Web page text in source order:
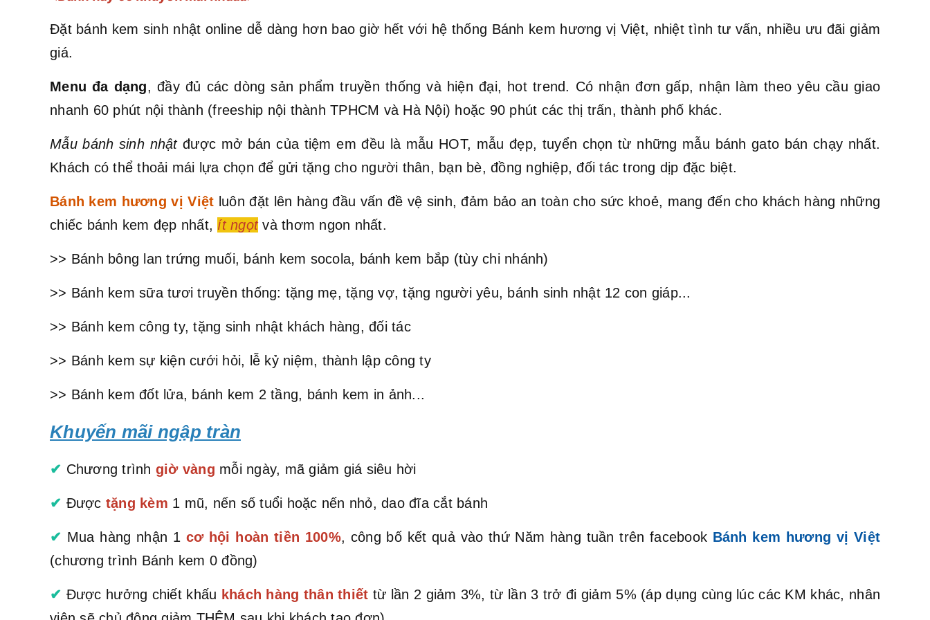
Đặt bánh kem sinh nhật online dễ dàng hơn bao giờ hết với hệ thống Bánh kem hương vị Việt, nhiệt tình tư vấn, nhiều ưu đãi giảm
giá.
Menu đa dạng, đầy đủ các dòng sản phẩm truyền thống và hiện đại, hot trend. Có nhận đơn gấp, nhận làm theo yêu cầu giao
nhanh 60 phút nội thành (freeship nội thành TPHCM và Hà Nội) hoặc 90 phút các thị trấn, thành phố khác.
Mẫu bánh sinh nhậtđược mở bán của tiệm em đều là mẫu HOT, mẫu đẹp, tuyển chọn từ những mẫu bánh gato bán chạy nhất.
Khách có thể thoải mái lựa chọn để gửi tặng cho người thân, bạn bè, đồng nghiệp, đối tác trong dịp đặc biệt.
Bánh kem hương vị Việt luôn đặt lên hàng đầu vấn đề vệ sinh, đảm bảo an toàn cho sức khoẻ, mang đến cho khách hàng những
chiếc bánh kem đẹp nhất, ít ngọtvà thơm ngon nhất.
>> Bánh bông lan trứng muối, bánh kem socola, bánh kem bắp (tùy chi nhánh)
>> Bánh kem sữa tươi truyền thống: tặng mẹ, tặng vợ, tặng người yêu, bánh sinh nhật 12 con giáp...
>> Bánh kem công ty, tặng sinh nhật khách hàng, đối tác
>> Bánh kem sự kiện cưới hỏi, lễ kỷ niệm, thành lập công ty
>> Bánh kem đốt lửa, bánh kem 2 tầng, bánh kem in ảnh...
Khuyến mãi ngập tràn
✔ Chương trình giờ vàng mỗi ngày, mã giảm giá siêu hời
✔ Được tặng kèm 1 mũ, nến số tuổi hoặc nến nhỏ, dao đĩa cắt bánh
✔ Mua hàng nhận 1 cơ hội hoàn tiền 100%, công bố kết quả vào thứ Năm hàng tuần trên facebook Bánh kem hương vị Việt
(chương trình Bánh kem 0 đồng)
✔ Được hưởng chiết khấu khách hàng thân thiết từ lần 2 giảm 3%, từ lần 3 trở đi giảm 5% (áp dụng cùng lúc các KM khác, nhân